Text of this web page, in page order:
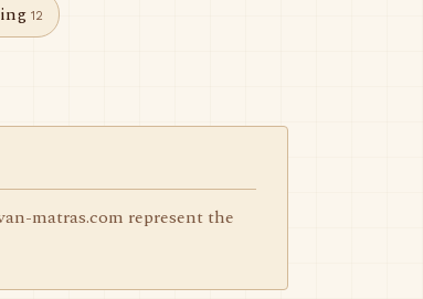
12
matras.com represent the